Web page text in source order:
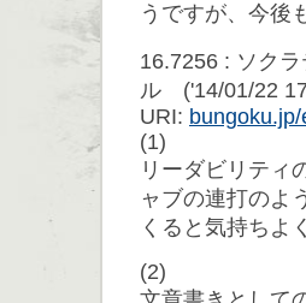
うですが、今後
16.7256 : ソク
ル ('14/01/22
URI:
(1)
リーダビリティ
ャブの連打のよ
くると気持ちよ
(2)